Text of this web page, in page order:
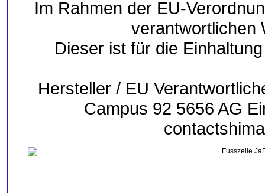
Im Rahmen der EU-
verantwortlichen
Dieser ist für die
Hersteller / EU
Campus 92 5656 AG